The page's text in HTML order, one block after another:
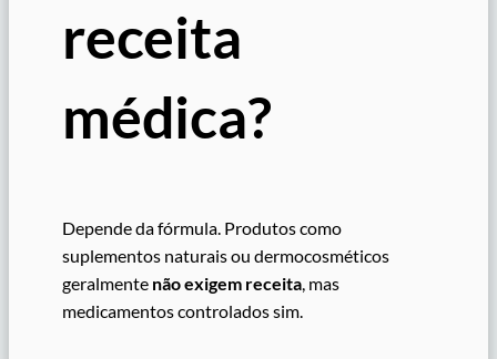
receita
médica?
Depende da fórmula. Produtos como
suplementos naturais ou dermocosméticos
geralmente não exigem receita, mas
medicamentos controlados sim.